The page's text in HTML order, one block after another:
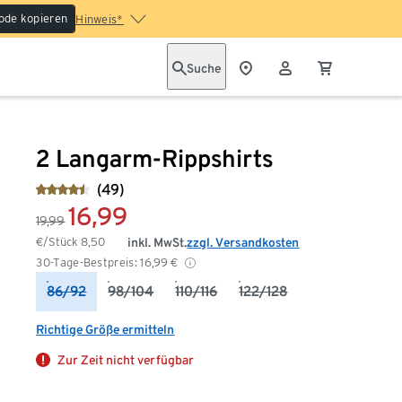
kopieren Hinweis*
Suche
2 Langarm-Rippshirts
(49)
19,99 16,99
€/Stück8,50
30-Tage-Bestpreis: 16,99 €
inkl. MwSt.zzgl. Versandkosten
86/92 98/104 110/116 122/128
Richtige Größe ermitteln
Zur Zeit nicht verfügbar